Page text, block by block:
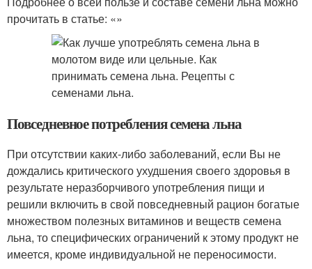
прочитать в статье: «»
Повседневное потребления семена льна
При отсутствии каких-либо заболеваний, если Вы не
дождались критического ухудшения своего здоровья в
результате неразборчивого употребления пищи и
решили включить в свой повседневный рацион богатые
множеством полезных витаминов и веществ семена
льна, то специфических ограничений к этому продукт не
имеется, кроме индивидуальной не переносимости.